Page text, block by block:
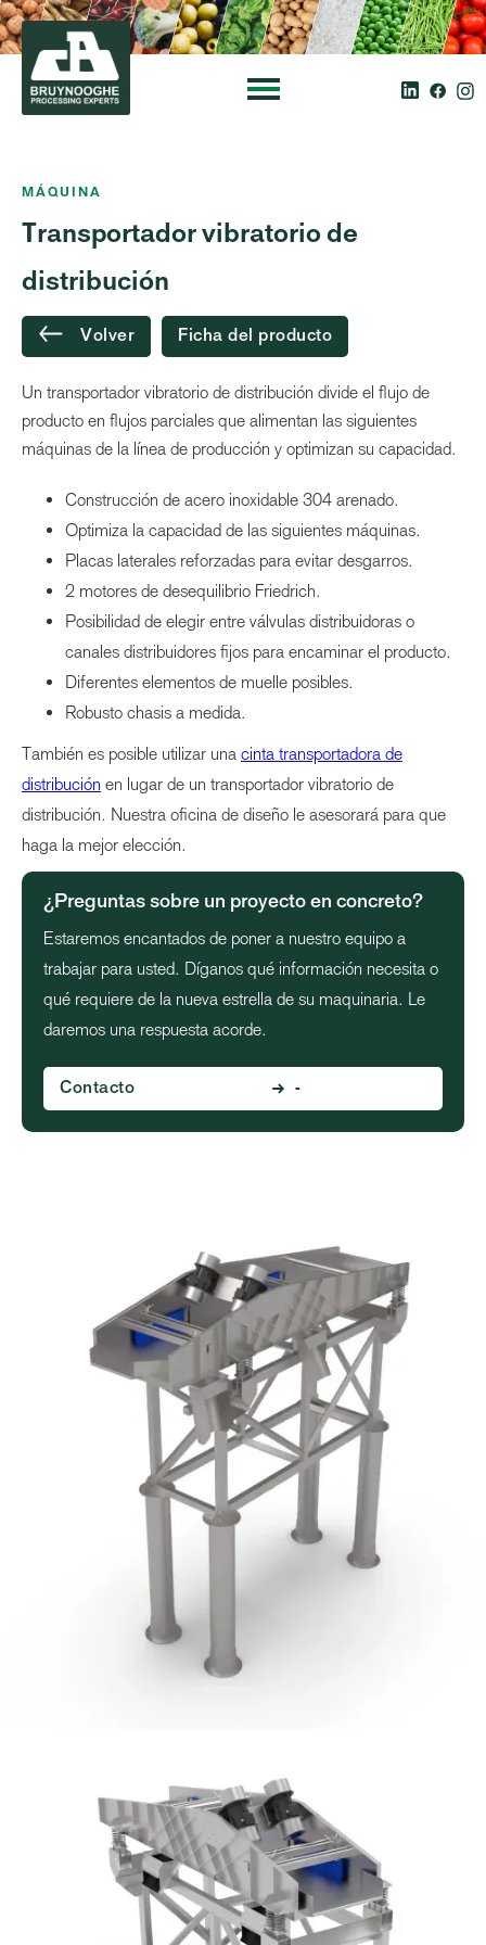
MÁQUINA
Transportador vibratorio de
distribución
Volver Ficha del producto
Un transportador vibratorio de distribución divide el flujo de
producto en flujos parciales que alimentan las siguientes
máquinas de la línea de producción y optimizan su capacidad.
Construcción de acero inoxidable 304 arenado.
Optimiza la capacidad de las siguientes máquinas.
Placas laterales reforzadas para evitar desgarros.
2 motores de desequilibrio Friedrich.
Posibilidad de elegir entre válvulas distribuidoras o
canales distribuidores fijos para encaminar el producto.
Diferentes elementos de muelle posibles.
Robusto chasis a medida.
También es posible utilizar una cinta transportadora de
distribución en lugar de un transportador vibratorio de
distribución. Nuestra oficina de diseño le asesorará para que
haga la mejor elección.
¿Preguntas sobre un proyecto en concreto?
Estaremos encantados de poner a nuestro equipo a
trabajar para usted. Díganos qué información necesita o
qué requiere de la nueva estrella de su maquinaria. Le
daremos una respuesta acorde.
Contacto